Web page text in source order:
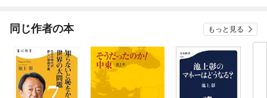
同じ作者の本 もっと見る